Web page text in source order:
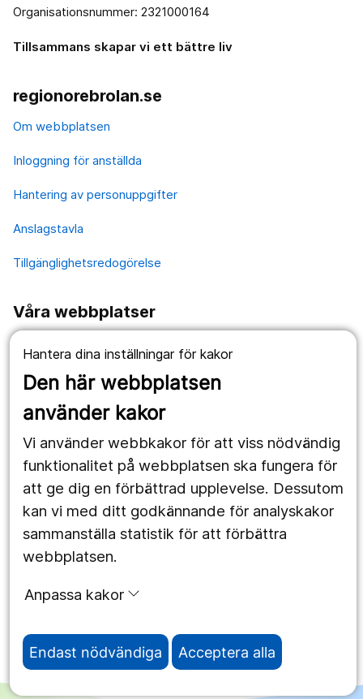
Hantera dina inställningar för kakor
Den här webbplatsen
använder kakor
Vi använder webbkakor för att viss nödvändig
funktionalitet på webbplatsen ska fungera för
att ge dig en förbättrad upplevelse. Dessutom
kan vi med ditt godkännande för analyskakor
sammanställa statistik för att förbättra
webbplatsen.
Anpassa kakor
Endast nödvändiga Acceptera alla
Organisationsnummer: 2321000164
Tillsammans skapar vi ett bättre liv
regionorebrolan.se
Om webbplatsen
Inloggning för anställda
Hantering av personuppgifter
Anslagstavla
Tillgänglighetsredogörelse
Våra webbplatser
Länstrafiken
Vårdgivare
Utveckling
Följ oss
Facebook
Instagram
work_outlineLinkedIn